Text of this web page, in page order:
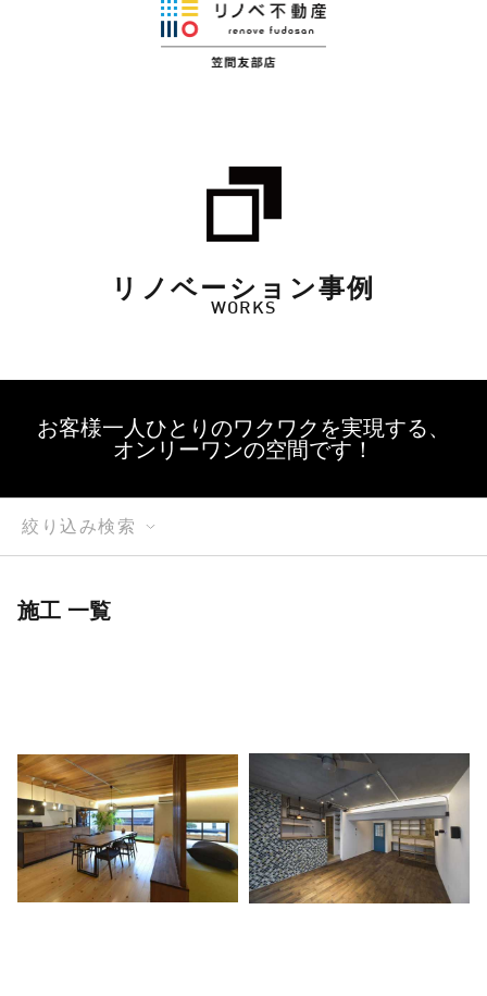
リノベーション事例
WORKS
お客様一人ひとりのワクワクを実現する、
オンリーワンの空間です！
絞り込み検索
施工 一覧